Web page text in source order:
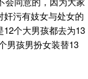
污有妓女与处女的
个大男孩都去为13
男孩男扮女装替13